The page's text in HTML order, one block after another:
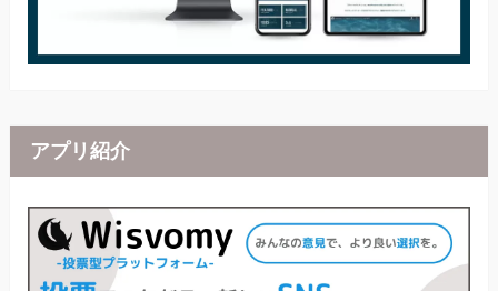
アプリ紹介